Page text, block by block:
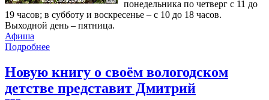
понедельника по четверг с 11 до
19 часов; в субботу и воскресенье – с 10 до 18 часов.
Выходной день – пятница.
Афиша
Подробнее
Новую книгу о своём вологодском
детстве представит Дмитрий